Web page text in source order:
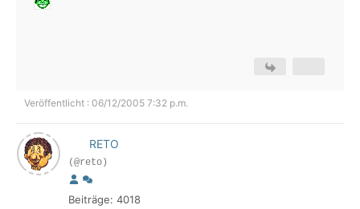
Veröffentlicht : 06/12/2005 7:32 p.m.
RETO
(@reto)
Beiträge: 4018